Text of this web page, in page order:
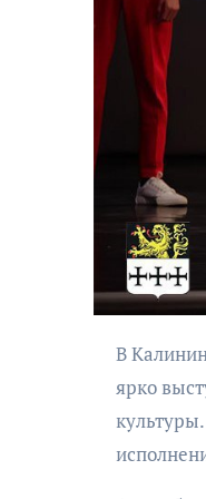
В Калининграде прошёл Международный многожанровый конкурс-фестиваль «Фестиваль чудес», где
ярко